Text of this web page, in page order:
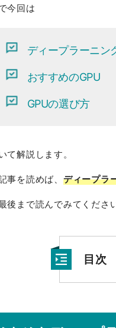
今回は
ディープラーニン
おすすめのGPU
GPUの選び方
て解説します。
事を読めば、 ディープラ
後まで読んでみてください
目次